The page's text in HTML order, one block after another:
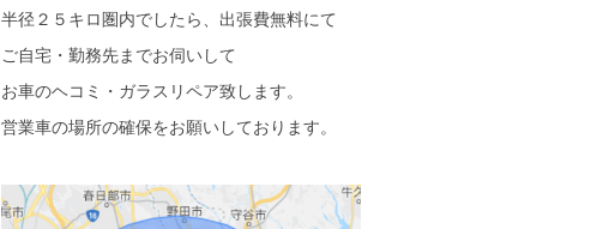
半径２５キロ圏内でしたら、出張費無料にて
ご自宅・勤務先までお伺いして
お車のヘコミ・ガラスリペア致します。
営業車の場所の確保をお願いしております。